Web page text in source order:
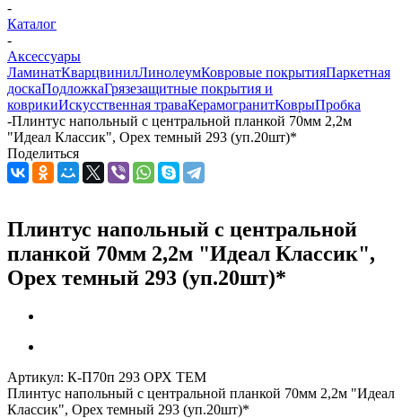
-
Каталог
-
Аксессуары
ЛаминатКварцвинилЛинолеумКовровые покрытияПаркетная
доскаПодложкаГрязезащитные покрытия и
коврикиИскусственная траваКерамогранитКоврыПробка
-Плинтус напольный с центральной планкой 70мм 2,2м
"Идеал Классик", Орех темный 293 (уп.20шт)*
Поделиться
Плинтус напольный с центральной
планкой 70мм 2,2м "Идеал Классик",
Орех темный 293 (уп.20шт)*
Артикул: К-П70п 293 ОРХ ТЕМ
Плинтус напольный с центральной планкой 70мм 2,2м "Идеал
Классик", Орех темный 293 (уп.20шт)*